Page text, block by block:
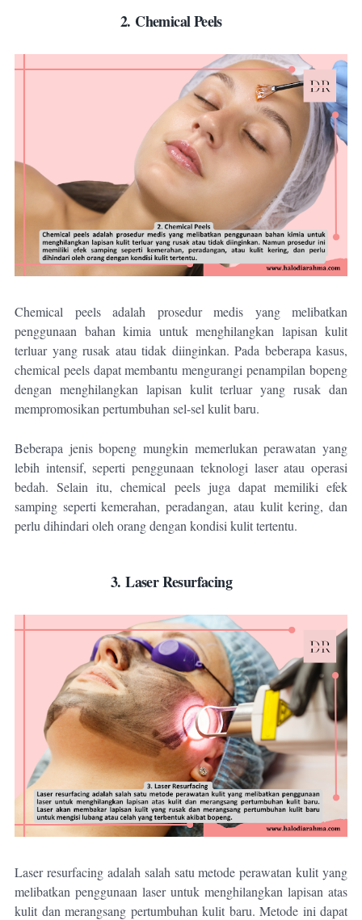
2. Chemical Peels
Chemical peels adalah prosedur medis yang melibatkan
penggunaan bahan kimia untuk menghilangkan lapisan kulit
terluar yang rusak atau tidak diinginkan. Pada beberapa kasus,
chemical peels dapat membantu mengurangi penampilan bopeng
dengan menghilangkan lapisan kulit terluar yang rusak dan
mempromosikan pertumbuhan sel-sel kulit baru.
Beberapa jenis bopeng mungkin memerlukan perawatan yang
lebih intensif, seperti penggunaan teknologi laser atau operasi
bedah. Selain itu, chemical peels juga dapat memiliki efek
samping seperti kemerahan, peradangan, atau kulit kering, dan
perlu dihindari oleh orang dengan kondisi kulit tertentu.
3. Laser Resurfacing
Laser resurfacing adalah salah satu metode perawatan kulit yang
melibatkan penggunaan laser untuk menghilangkan lapisan atas
kulit dan merangsang pertumbuhan kulit baru. Metode ini dapat